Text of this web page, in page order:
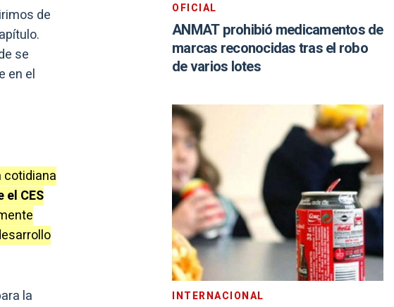
de
se
en el
cotidiana
el CES
la
OFICIAL
ANMAT prohibió medicamentos de
marcas reconocidas tras el robo
de varios lotes
INTERNACIONAL